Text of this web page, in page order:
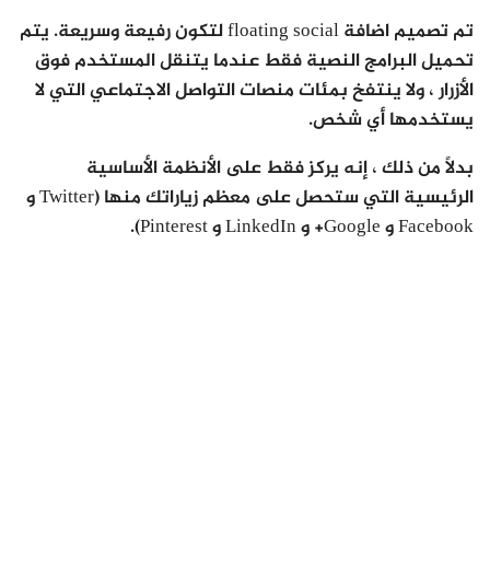
تم تصميم اضافة floating social لتكون رفيعة وسريعة. يتم
تحميل البرامج النصية فقط عندما يتنقل المستخدم فوق
الأزرار ، ولا ينتفخ بمئات منصات التواصل الاجتماعي التي لا
يستخدمها أي شخص.
بدلاً من ذلك ، إنه يركز فقط على الأنظمة الأساسية
الرئيسية التي ستحصل على معظم زياراتك منها (Twitter و
Facebook و Google+ و LinkedIn و Pinterest).